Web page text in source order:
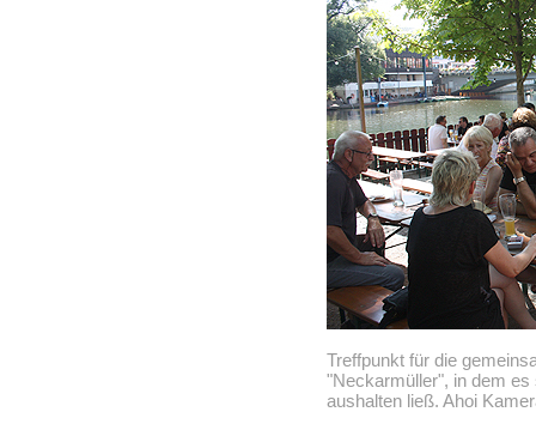
Treffpunkt für die
"Neckarmüller", in dem
aushalten ließ. Ahoi